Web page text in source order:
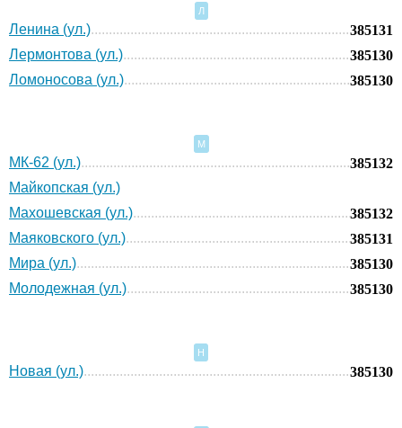
Л
Ленина (ул.)
385131
Лермонтова (ул.)
385130
Ломоносова (ул.)
385130
М
МК-62 (ул.)
385132
Майкопская (ул.)
Махошевская (ул.)
385132
Маяковского (ул.)
385131
Мира (ул.)
385130
Молодежная (ул.)
385130
Н
Новая (ул.) 385130